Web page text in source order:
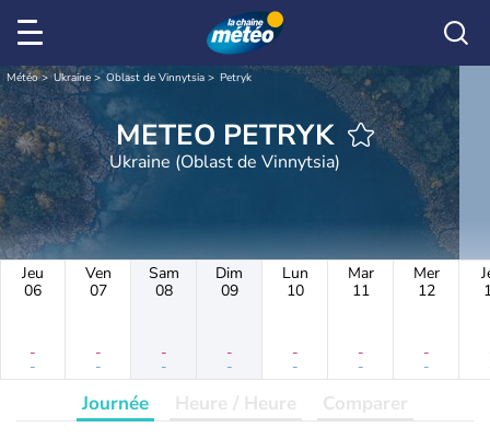
Météo Ukraine Oblast de Vinnytsia Petryk
METEO PETRYK
Ukraine (Oblast de Vinnytsia)
Jeu
06
-
-
Ven
07
-
-
Sam
08
-
-
Dim
09
-
-
Lun
10
-
-
Mar
11
-
-
Mer
12
-
-
Journée Heure / Heure Comparer